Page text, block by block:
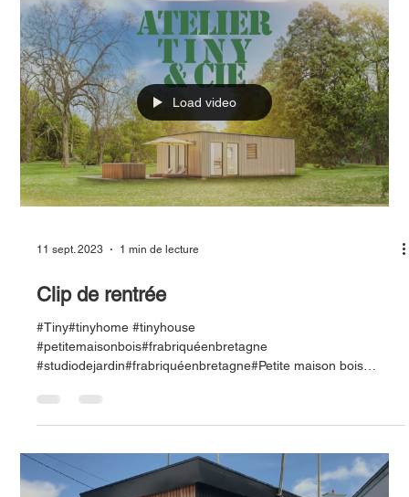
Load video
11 sept. 2023 1 min de lecture
Clip de rentrée
#Tiny#tinyhome #tinyhouse
#petitemaisonbois#frabriquéenbretagne
#studiodejardin#frabriquéenbretagne#Petite maison bois